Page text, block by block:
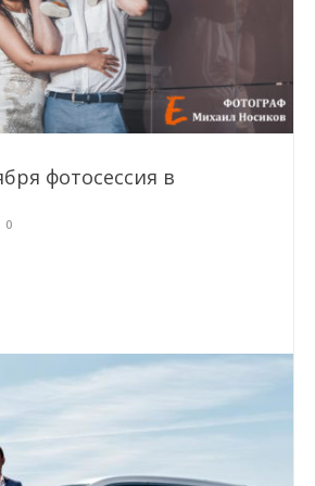
фотосессия в
0